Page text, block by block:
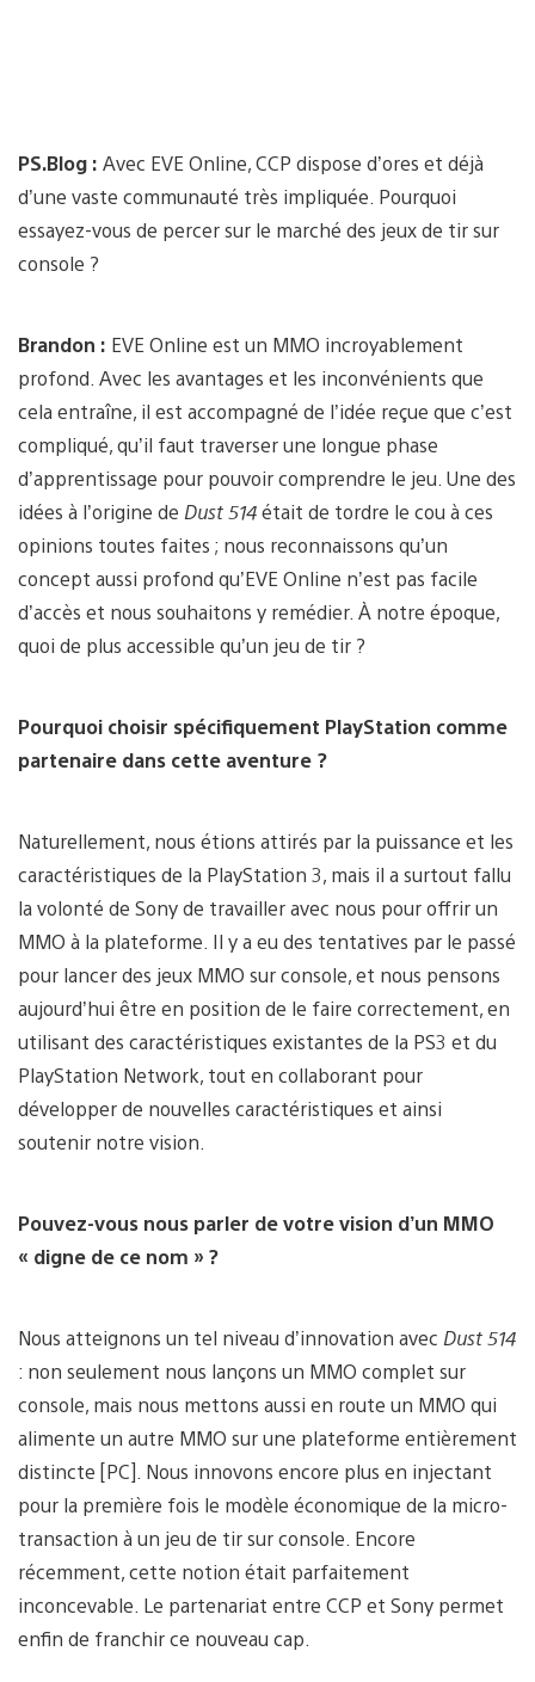
PS.Blog : Avec EVE Online, CCP dispose d’ores et déjà
d’une vaste communauté très impliquée. Pourquoi
essayez-vous de percer sur le marché des jeux de tir sur
console ?
Brandon : EVE Online est un MMO incroyablement
profond. Avec les avantages et les inconvénients que
cela entraîne, il est accompagné de l’idée reçue que c’est
compliqué, qu’il faut traverser une longue phase
d’apprentissage pour pouvoir comprendre le jeu. Une des
idées à l’origine de Dust 514était de tordre le cou à ces
opinions toutes faites ; nous reconnaissons qu’un
concept aussi profond qu’EVE Online n’est pas facile
d’accès et nous souhaitons y remédier. À notre époque,
quoi de plus accessible qu’un jeu de tir ?
Pourquoi choisir spécifiquement PlayStation comme
partenaire dans cette aventure ?
Naturellement, nous étions attirés par la puissance et les
caractéristiques de la PlayStation 3, mais il a surtout fallu
la volonté de Sony de travailler avec nous pour offrir un
MMO à la plateforme. Il y a eu des tentatives par le passé
pour lancer des jeux MMO sur console, et nous pensons
aujourd’hui être en position de le faire correctement, en
utilisant des caractéristiques existantes de la PS3 et du
PlayStation Network, tout en collaborant pour
développer de nouvelles caractéristiques et ainsi
soutenir notre vision.
Pouvez-vous nous parler de votre vision d’un MMO
« digne de ce nom » ?
Nous atteignons un tel niveau d’innovation avec Dust 514
: non seulement nous lançons un MMO complet sur
console, mais nous mettons aussi en route un MMO qui
alimente un autre MMO sur une plateforme entièrement
distincte [PC]. Nous innovons encore plus en injectant
pour la première fois le modèle économique de la micro-
transaction à un jeu de tir sur console. Encore
récemment, cette notion était parfaitement
inconcevable. Le partenariat entre CCP et Sony permet
enfin de franchir ce nouveau cap.